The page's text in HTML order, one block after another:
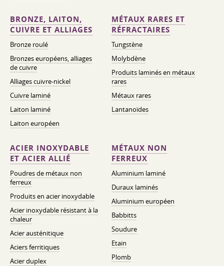
BRONZE, LAITON,
CUIVRE ET ALLIAGES
Bronze roulé
Bronzes européens, alliages
de cuivre
Alliages cuivre-nickel
Cuivre laminé
Laiton laminé
Laiton européen
MÉTAUX RARES ET
RÉFRACTAIRES
Tungstène
Molybdène
Produits laminés en métaux
rares
Métaux rares
Lantanoïdes
ACIER INOXYDABLE
ET ACIER ALLIÉ
Poudres de métaux non
ferreux
Produits en acier inoxydable
Acier inoxydable résistant à la
chaleur
Acier austénitique
Aciers ferritiques
Acier duplex
MÉTAUX NON
FERREUX
Aluminium laminé
Duraux laminés
Aluminium européen
Babbitts
Soudure
Etain
Plomb